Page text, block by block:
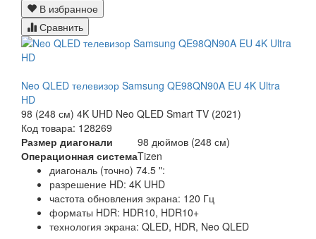
В избранное
Сравнить
Neo QLED телевизор Samsung QE98QN90A EU 4K Ultra
HD
98 (248 см) 4K UHD Neo QLED Smart TV (2021)
Код товара: 128269
Размер диагонали
98 дюймов (248 см)
Операционная системаTizen
диагональ (точно) 74.5 ":
разрешение HD: 4K UHD
частота обновления экрана: 120 Гц
форматы HDR: HDR10, HDR10+
технология экрана: QLED, HDR, Neo QLED